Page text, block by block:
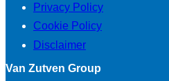
Privacy Policy
Cookie Policy
Disclaimer
Van Zutven Group